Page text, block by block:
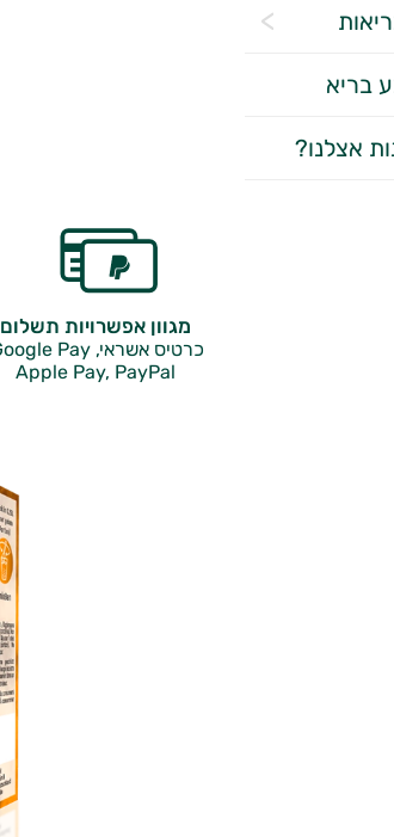
בריא
אצלנו?
מגוון אפשרויות תשלום
כרטיס אשראי, Google Pay,
Apple Pay, PayPal